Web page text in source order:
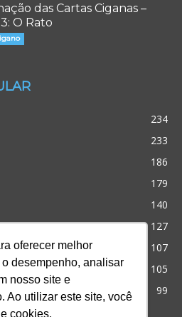
oferecer melhor
desempenho, analisar
nosso site e
Ao utilizar este site, você
cookies.
das Cartas Ciganas –
O Rato
234
233
186
179
140
127
107
105
99